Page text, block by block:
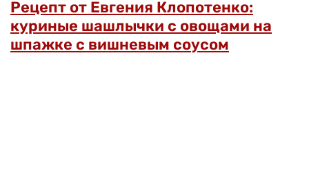
Рецепт от Евгения Клопотенко:
куриные шашлычки с овощами на
шпажке с вишневым соусом